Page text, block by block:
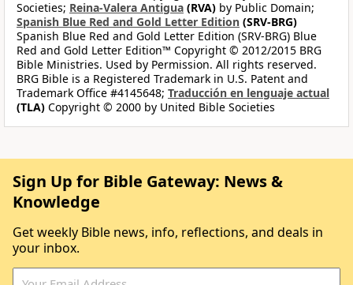
Societies; Reina-Valera Antigua (RVA) by Public Domain;
Spanish Blue Red and Gold Letter Edition (SRV-BRG)
Spanish Blue Red and Gold Letter Edition (SRV-BRG) Blue
Red and Gold Letter Edition™ Copyright © 2012/2015 BRG
Bible Ministries. Used by Permission. All rights reserved.
BRG Bible is a Registered Trademark in U.S. Patent and
Trademark Office #4145648; Traducción en lenguaje actual
(TLA) Copyright © 2000 by United Bible Societies
Sign Up for Bible Gateway: News &
Knowledge
Get weekly Bible news, info, reflections, and deals in
your inbox.